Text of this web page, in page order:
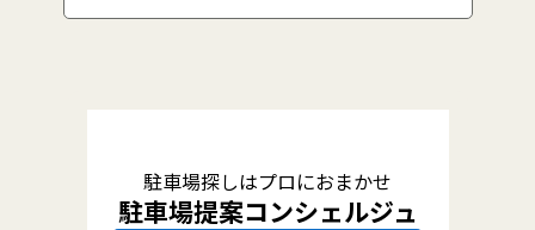
駐車場探しはプロにおまかせ
駐車場提案コンシェルジュ